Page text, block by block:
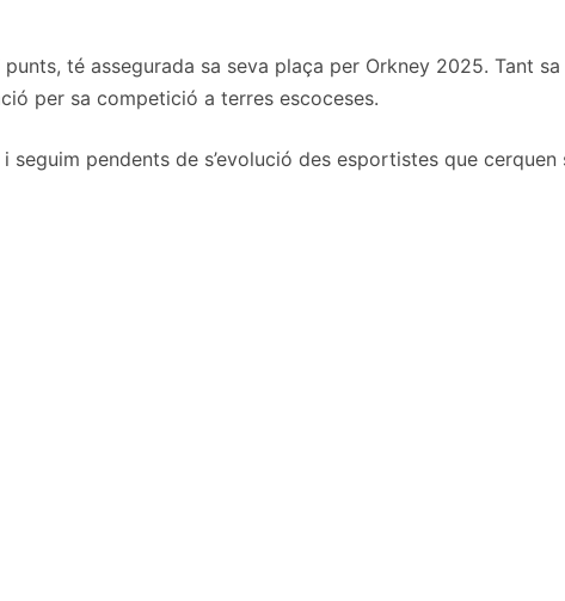
té assegurada sa seva plaça per Orkney 2025. Tant
per sa competició a terres escoceses.
pendents de s’evolució des esportistes que cerquen